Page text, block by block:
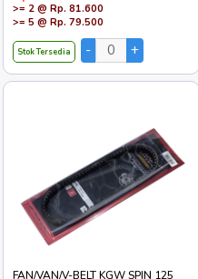
/ PCS
>= 2 @ Rp. 81.600
>= 5 @ Rp. 79.500
Stok Tersedia